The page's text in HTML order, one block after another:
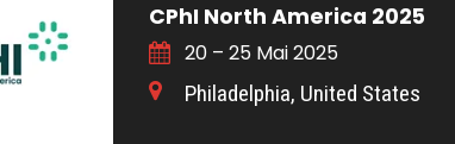
CPhI North America 2025
20 – 25 Mai 2025
Philadelphia, United States